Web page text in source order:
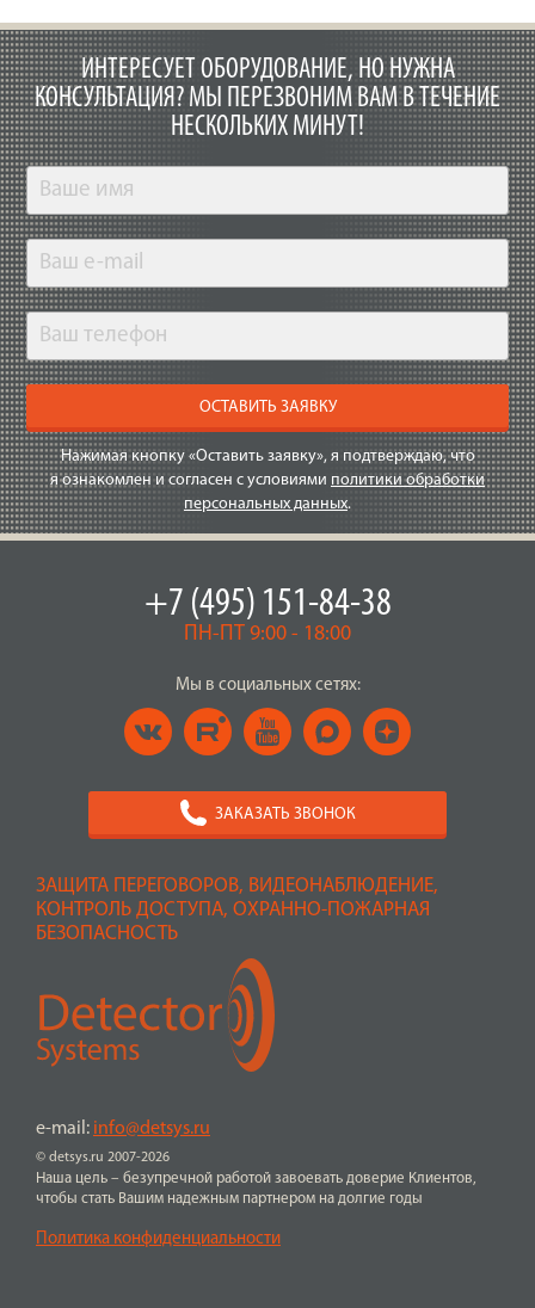
ИНТЕРЕСУЕТ ОБОРУДОВАНИЕ, НО НУЖНА
КОНСУЛЬТАЦИЯ? МЫ ПЕРЕЗВОНИМ ВАМ В ТЕЧЕНИЕ
НЕСКОЛЬКИХ МИНУТ!
ОСТАВИТЬ ЗАЯВКУ
Нажимая кнопку «Оставить заявку», я подтверждаю, что
я ознакомлен и согласен с условиями политики обработки
персональных данных.
ЗАЩИТА ПЕРЕГОВОРОВ, ВИДЕОНАБЛЮДЕНИЕ,
КОНТРОЛЬ ДОСТУПА, ОХРАННО-ПОЖАРНАЯ
БЕЗОПАСНОСТЬ
© detsys.ru 2007-2026
e-mail: info@detsys.ru
Наша цель – безупречной работой завоевать доверие Клиентов,
чтобы стать Вашим надежным партнером на долгие годы
Политика конфиденциальности
+7 (495) 151-84-38
ПН-ПТ 9:00 - 18:00
Мы в социальных сетях:
ЗАКАЗАТЬ ЗВОНОК